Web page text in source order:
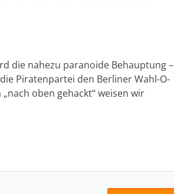
die nahezu paranoide Behauptung –
Piratenpartei den Berliner Wahl-O-
oben gehackt“ weisen wir